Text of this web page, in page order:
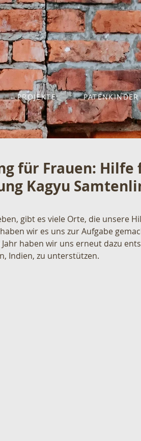
PROJEKTE PATENKINDER
für Frauen: Hilfe
Kagyu
gibt es viele Orte, die unsere
wir es uns zur Aufgabe
haben wir uns erneut dazu
Indien, zu unterstützen.